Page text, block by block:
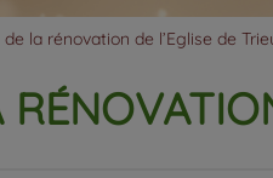
la rénovation de l’Eglise de